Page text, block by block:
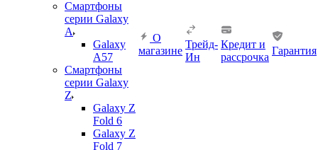
Смартфоны
серии Galaxy
A
Galaxy
A57
Смартфоны
серии Galaxy
Z
Galaxy Z
Fold 6
Galaxy Z
Fold 7
О
магазине
Трейд-
Ин
Кредит и
рассрочка
Гарантия